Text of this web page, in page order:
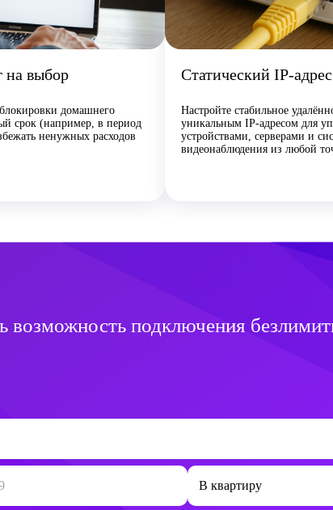
на выбор
домашнего
срок (например, в период
ненужных расходов
Статический IP-
Настройте стабильное
уникальным IP-адресом для
устройствами, серверами и
видеонаблюдения из любой
возможность подключения